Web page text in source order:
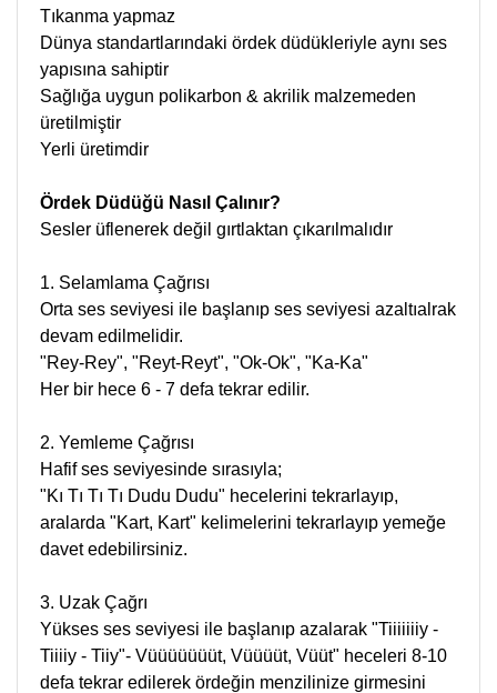
Tıkanma yapmaz
Dünya standartlarındaki ördek düdükleriyle aynı ses
yapısına sahiptir
Sağlığa uygun polikarbon & akrilik malzemeden
üretilmiştir
Yerli üretimdir
Ördek Düdüğü Nasıl Çalınır?
Sesler üflenerek değil gırtlaktan çıkarılmalıdır
1. Selamlama Çağrısı
Orta ses seviyesi ile başlanıp ses seviyesi azaltıalrak
devam edilmelidir.
"Rey-Rey", "Reyt-Reyt", "Ok-Ok", "Ka-Ka"
Her bir hece 6 - 7 defa tekrar edilir.
2. Yemleme Çağrısı
Hafif ses seviyesinde sırasıyla;
"Kı Tı Tı Tı Dudu Dudu" hecelerini tekrarlayıp,
aralarda "Kart, Kart" kelimelerini tekrarlayıp yemeğe
davet edebilirsiniz.
3. Uzak Çağrı
Yükses ses seviyesi ile başlanıp azalarak "Tiiiiiiiy -
Tiiiiy - Tiiy"- Vüüüüüüüt, Vüüüüt, Vüüt" heceleri 8-10
defa tekrar edilerek ördeğin menzilinize girmesini